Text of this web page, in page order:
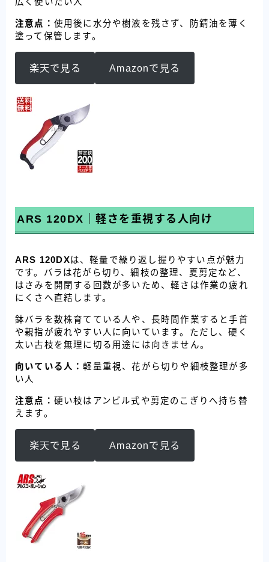
注意点： 使用後に水分や樹液を残さず、防錆油を薄く
塗って保管します。
楽天で見る Amazonで見る
ARS 120DX｜軽さを重視する人向け
ARS 120DXは、軽量で繰り返し握りやすい点が魅力
です。バラは花がら切り、細枝の整理、夏剪定など、
はさみを開閉する回数が多いため、軽さは作業の疲れ
にくさへ直結します。
鉢バラを数株育てている人や、長時間作業すると手首
や親指が疲れやすい人に向いています。ただし、硬く
太い古枝を無理に切る用途には向きません。
向いている人：軽量重視、花がら切りや細枝整理が多
い人
注意点： 硬い枝はアンビル式や剪定のこぎりへ持ち替
えます。
楽天で見る Amazonで見る